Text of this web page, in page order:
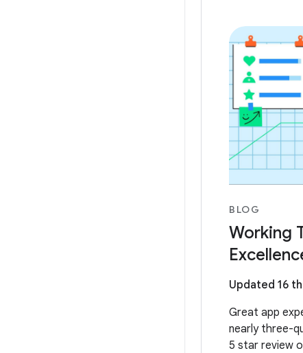
BLOG
Working
Updated 16
Great app
nearly three-
5 star review